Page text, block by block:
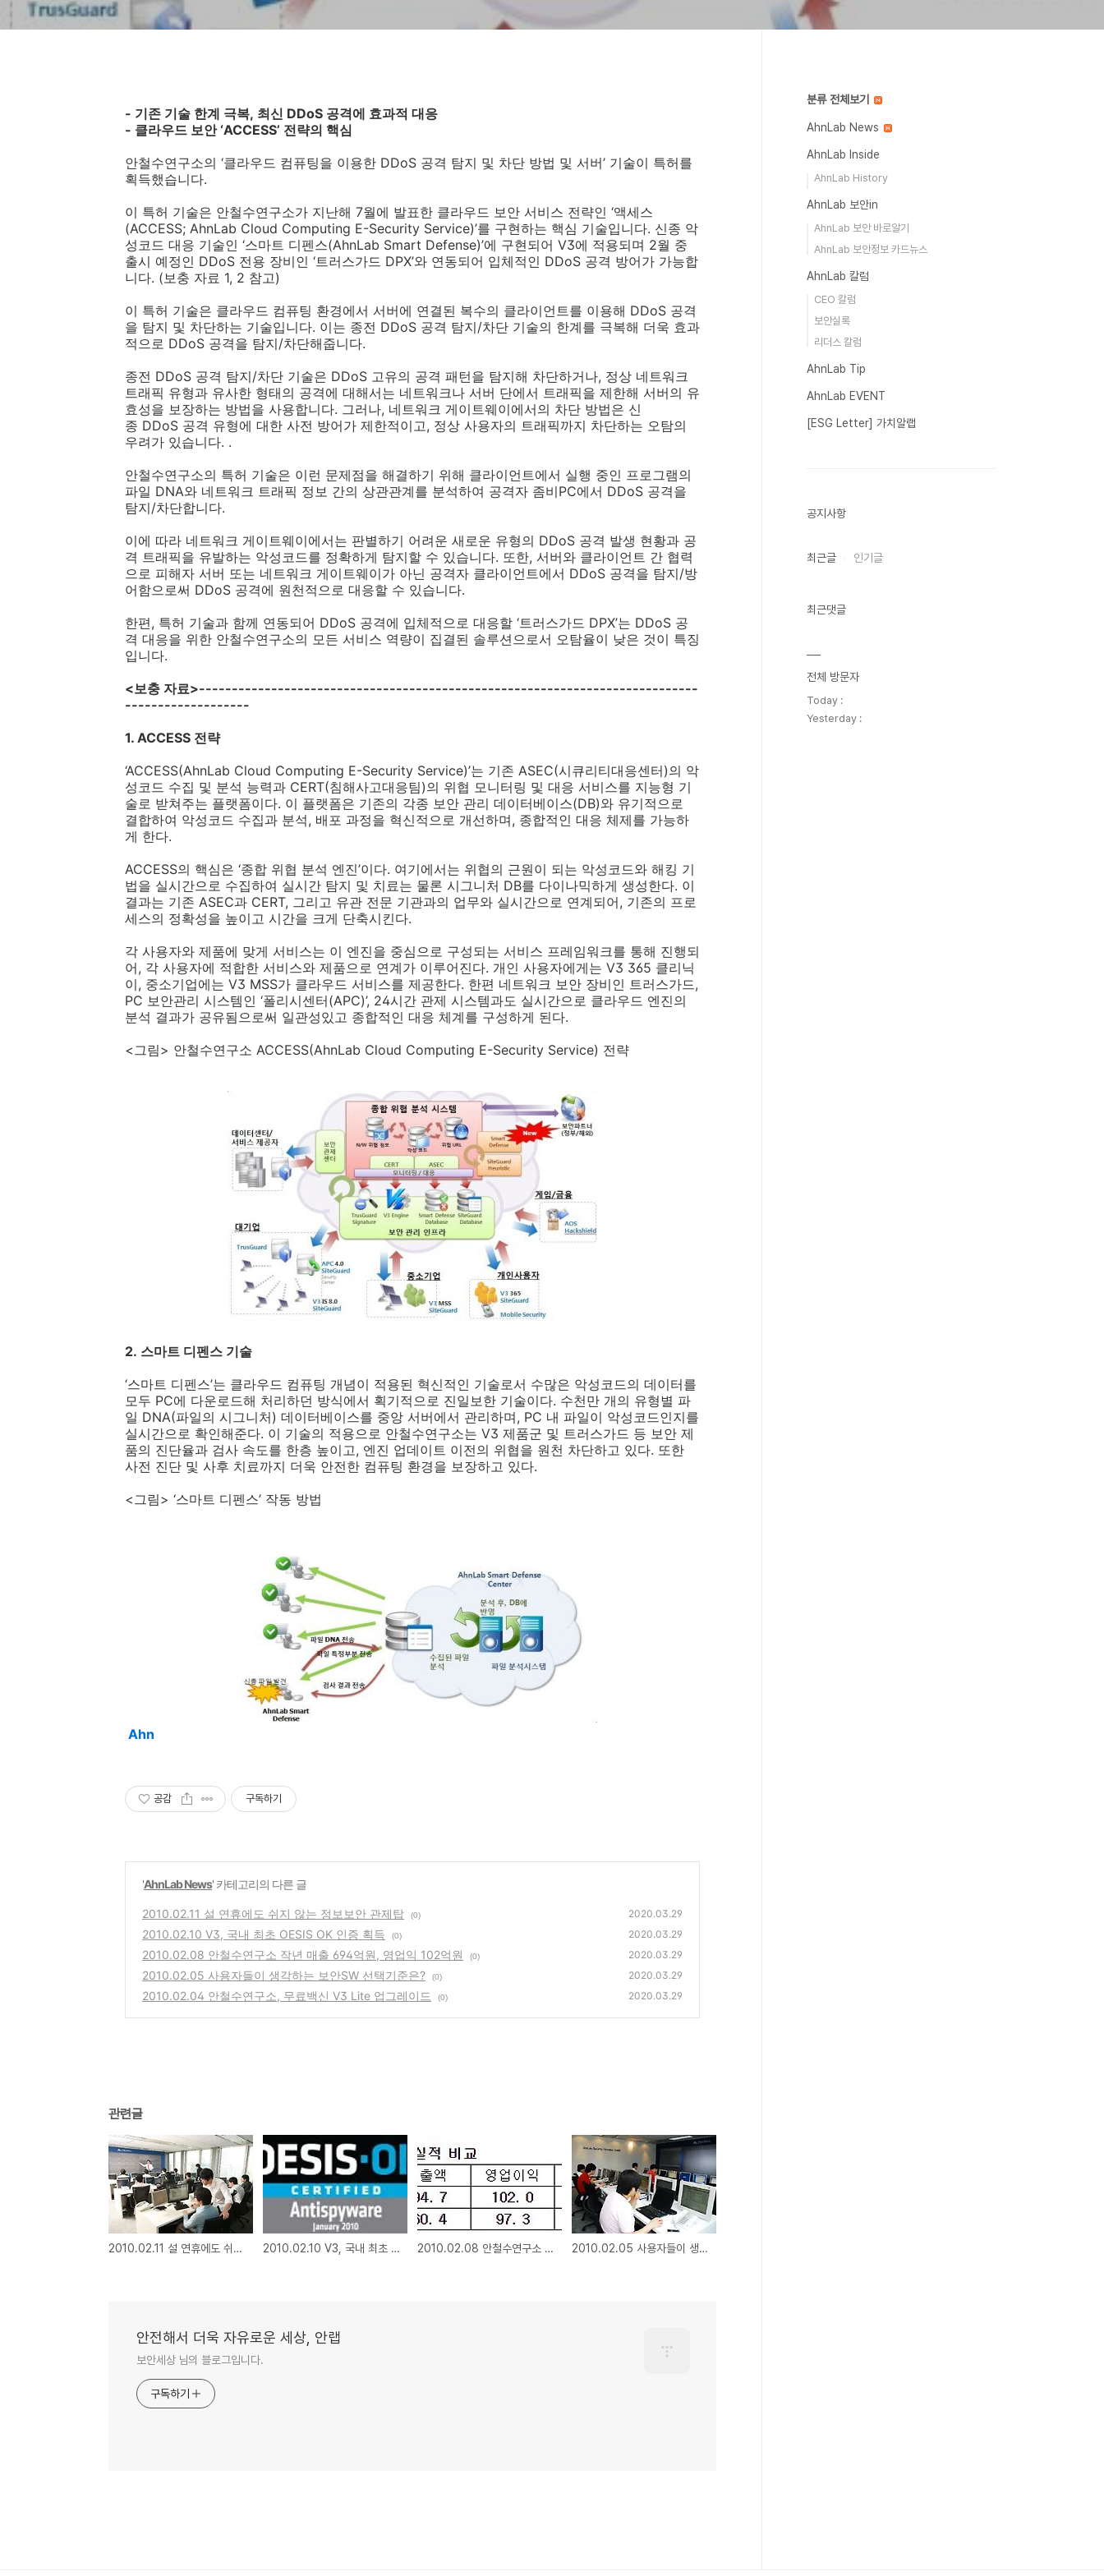
- 기존 기술 한계 극복, 최신 DDoS 공격에 효과적 대응
- 클라우드 보안 ‘ACCESS’ 전략의 핵심
안철수연구소의 ‘클라우드 컴퓨팅을 이용한 DDoS 공격 탐지 및 차단 방법 및 서버’ 기술이 특허를
획득했습니다.
이 특허 기술은 안철수연구소가 지난해 7월에 발표한 클라우드 보안 서비스 전략인 ‘액세스
(ACCESS; AhnLab Cloud Computing E-Security Service)’를 구현하는 핵심 기술입니다. 신종 악
성코드 대응 기술인 ‘스마트 디펜스(AhnLab Smart Defense)’에 구현되어 V3에 적용되며 2월 중
출시 예정인 DDoS 전용 장비인 ‘트러스가드 DPX’와 연동되어 입체적인 DDoS 공격 방어가 가능합
니다. (보충 자료 1, 2 참고)
이 특허 기술은 클라우드 컴퓨팅 환경에서 서버에 연결된 복수의 클라이언트를 이용해 DDoS 공격
을 탐지 및 차단하는 기술입니다. 이는 종전 DDoS 공격 탐지/차단 기술의 한계를 극복해 더욱 효과
적으로 DDoS 공격을 탐지/차단해줍니다.
종전 DDoS 공격 탐지/차단 기술은 DDoS 고유의 공격 패턴을 탐지해 차단하거나, 정상 네트워크
트래픽 유형과 유사한 형태의 공격에 대해서는 네트워크나 서버 단에서 트래픽을 제한해 서버의 유
효성을 보장하는 방법을 사용합니다. 그러나, 네트워크 게이트웨이에서의 차단 방법은 신
종 DDoS 공격 유형에 대한 사전 방어가 제한적이고, 정상 사용자의 트래픽까지 차단하는 오탐의
우려가 있습니다. .
안철수연구소의 특허 기술은 이런 문제점을 해결하기 위해 클라이언트에서 실행 중인 프로그램의
파일 DNA와 네트워크 트래픽 정보 간의 상관관계를 분석하여 공격자 좀비PC에서 DDoS 공격을
탐지/차단합니다.
이에 따라 네트워크 게이트웨이에서는 판별하기 어려운 새로운 유형의 DDoS 공격 발생 현황과 공
격 트래픽을 유발하는 악성코드를 정확하게 탐지할 수 있습니다. 또한, 서버와 클라이언트 간 협력
으로 피해자 서버 또는 네트워크 게이트웨이가 아닌 공격자 클라이언트에서 DDoS 공격을 탐지/방
어함으로써 DDoS 공격에 원천적으로 대응할 수 있습니다.
한편, 특허 기술과 함께 연동되어 DDoS 공격에 입체적으로 대응할 ‘트러스가드 DPX’는 DDoS 공
격 대응을 위한 안철수연구소의 모든 서비스 역량이 집결된 솔루션으로서 오탐율이 낮은 것이 특징
입니다.
<보충 자료>----------------------------------------------------------------------------
-------------------
1. ACCESS 전략
‘ACCESS(AhnLab Cloud Computing E-Security Service)’는 기존 ASEC(시큐리티대응센터)의 악
성코드 수집 및 분석 능력과 CERT(침해사고대응팀)의 위협 모니터링 및 대응 서비스를 지능형 기
술로 받쳐주는 플랫폼이다. 이 플랫폼은 기존의 각종 보안 관리 데이터베이스(DB)와 유기적으로
결합하여 악성코드 수집과 분석, 배포 과정을 혁신적으로 개선하며, 종합적인 대응 체제를 가능하
게 한다.
ACCESS의 핵심은 ‘종합 위협 분석 엔진’이다. 여기에서는 위협의 근원이 되는 악성코드와 해킹 기
법을 실시간으로 수집하여 실시간 탐지 및 치료는 물론 시그니처 DB를 다이나믹하게 생성한다. 이
결과는 기존 ASEC과 CERT, 그리고 유관 전문 기관과의 업무와 실시간으로 연계되어, 기존의 프로
세스의 정확성을 높이고 시간을 크게 단축시킨다.
각 사용자와 제품에 맞게 서비스는 이 엔진을 중심으로 구성되는 서비스 프레임워크를 통해 진행되
어, 각 사용자에 적합한 서비스와 제품으로 연계가 이루어진다. 개인 사용자에게는 V3 365 클리닉
이, 중소기업에는 V3 MSS가 클라우드 서비스를 제공한다. 한편 네트워크 보안 장비인 트러스가드,
PC 보안관리 시스템인 ‘폴리시센터(APC)’, 24시간 관제 시스템과도 실시간으로 클라우드 엔진의
분석 결과가 공유됨으로써 일관성있고 종합적인 대응 체계를 구성하게 된다.
<그림> 안철수연구소 ACCESS(AhnLab Cloud Computing E-Security Service) 전략
2. 스마트 디펜스 기술
‘스마트 디펜스’는 클라우드 컴퓨팅 개념이 적용된 혁신적인 기술로서 수많은 악성코드의 데이터를
모두 PC에 다운로드해 처리하던 방식에서 획기적으로 진일보한 기술이다. 수천만 개의 유형별 파
일 DNA(파일의 시그니처) 데이터베이스를 중앙 서버에서 관리하며, PC 내 파일이 악성코드인지를
실시간으로 확인해준다. 이 기술의 적용으로 안철수연구소는 V3 제품군 및 트러스가드 등 보안 제
품의 진단율과 검사 속도를 한층 높이고, 엔진 업데이트 이전의 위협을 원천 차단하고 있다. 또한
사전 진단 및 사후 치료까지 더욱 안전한 컴퓨팅 환경을 보장하고 있다.
<그림> ‘스마트 디펜스’ 작동 방법
Ahn
공감 구독하기
'AhnLab News' 카테고리의 다른 글
2010.02.11 설 연휴에도 쉬지 않는 정보보안 관제탑 (0) 2020.03.29
2010.02.10 V3, 국내 최초 OESIS OK 인증 획득 (0) 2020.03.29
2010.02.08 안철수연구소 작년 매출 694억원, 영업익 102억원 (0) 2020.03.29
2010.02.05 사용자들이 생각하는 보안SW 선택기준은? (0) 2020.03.29
2010.02.04 안철수연구소, 무료백신 V3 Lite 업그레이드 (0) 2020.03.29
관련글
2010.02.11 설 연휴에도 쉬지 않는 정보보안 관제탑 2010.02.10 V3, 국내 최초 OESIS OK 인증 획득 2010.02.08 안철수연구소 작년 매출 694억원, 영업익 102억원 2010.02.05 사용자들이 생각하는 보안SW 선택기준은?
안전해서 더욱 자유로운 세상, 안랩
보안세상 님의 블로그입니다.
구독하기
분류 전체보기
AhnLab News
AhnLab Inside
AhnLab History
AhnLab 보안in
AhnLab 보안 바로알기
AhnLab 보안정보 카드뉴스
AhnLab 칼럼
CEO 칼럼
보안실록
리더스 칼럼
AhnLab Tip
AhnLab EVENT
[ESG Letter] 가치알랩
공지사항
최근글 인기글
최근댓글
전체 방문자
Today :
Yesterday :